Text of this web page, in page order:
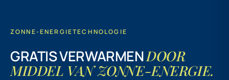
ZONNE-ENERGIETECHNOLOGIE
GRATIS VERWARMENDOOR
MIDDEL VAN ZONNE-ENERGIE.